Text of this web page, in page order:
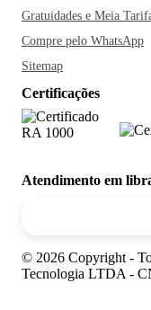
Gratuidades e Meia
Compre pelo WhatsApp
Sitemap
Certificações
Atendimento em
© 2026 Copyright -
Tecnologia LTDA -